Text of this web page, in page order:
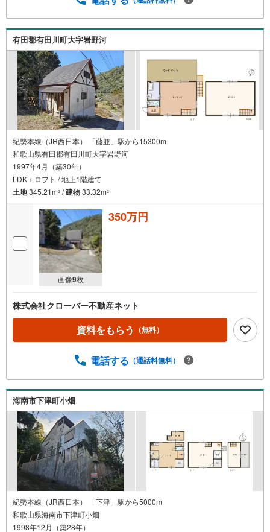
有田郡有田川町大字岩野河
紀勢本線（JR西日本） 「藤並」駅から15300m
和歌山県有田郡有田川町大字岩野河
1997年4月（築30年）
LDK＋ロフト / 地上1階建て
土地345.21m2 /建物33.32m2
画像9枚
350万円
株式会社クローバー不動産ネット
資料をもらう （無料）
電話する （通話料無料）
海南市下津町小畑
紀勢本線（JR西日本） 「下津」駅から5000m
和歌山県海南市下津町小畑
1998年12月（築28年）